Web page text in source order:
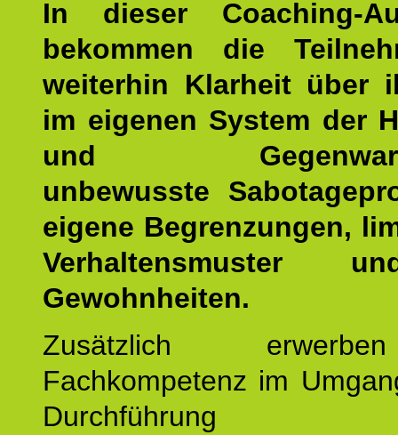
In dieser Coaching-
bekommen die
weiterhin Klarheit über
im eigenen System der
und
unbewusste
eigene Begrenzungen,
Verhaltensmuster
Gewohnheiten.
Zusätzlich
Fachkompetenz im